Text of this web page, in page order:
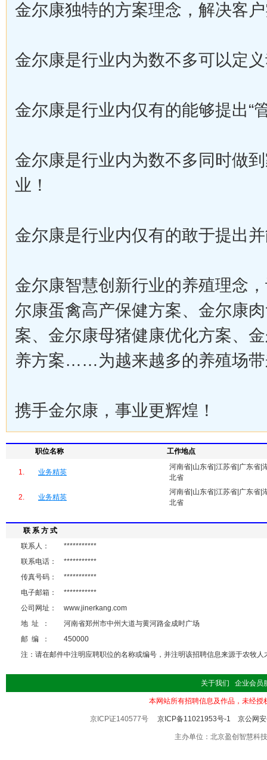
金尔康独特的方案理念，解决客
金尔康是行业内为数不多可以定
金尔康是行业内仅有的能够提出“
金尔康是行业内为数不多同时做
业！
金尔康是行业内仅有的敢于提出
金尔康智慧创新行业的养殖理念
尔康蛋禽高产保健方案、金尔康
案、金尔康母猪健康优化方案、
养方案……为越来越多的养殖场带
携手金尔康，事业更辉煌！
职位名称 工作地点
1. 业务精英
河南省|山东省|江苏省|广东省|
北省
2. 业务精英
河南省|山东省|江苏省|广东省|
北省
联 系 方 式
联系人：
***********
联系电话：
***********
传真号码：
***********
电子邮箱：
***********
公司网址：
www.jinerkang.com
地 址 ：
河南省郑州市中州大道与黄河路金成时广场
邮 编 ：
450000
注：请在邮件中注明应聘职位的名称或编号，并注明该招聘信息来源于农牧人
关于我们 企业会员
本网站所有招聘信息及作品，未经
京ICP证140577号 京ICP备11021953号-1 京公网
主办单位：北京盈创智慧科